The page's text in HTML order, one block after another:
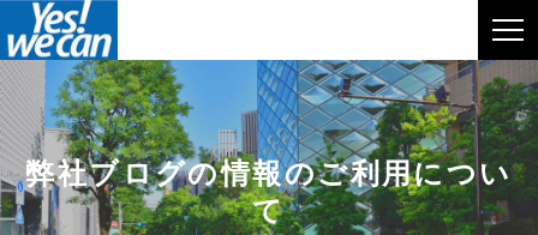
弊社ブログの情報のご利用につい
て